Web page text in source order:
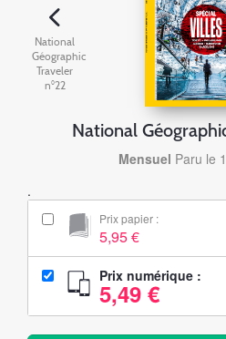
National
Géographic
Traveler
n°22
National
Mensuel Paru le
.
Prix papier :
5,95 €
Prix numérique :
5,49 €